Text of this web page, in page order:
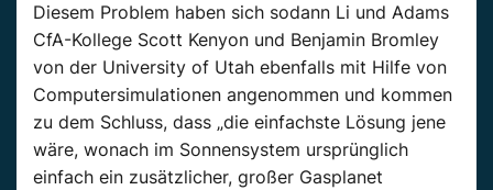
Diesem Problem haben sich sodann Li und Adams
CfA-Kollege Scott Kenyon und Benjamin Bromley
von der University of Utah ebenfalls mit Hilfe von
Computersimulationen angenommen und kommen
zu dem Schluss, dass „die einfachste Lösung jene
wäre, wonach im Sonnensystem ursprünglich
einfach ein zusätzlicher, großer Gasplanet